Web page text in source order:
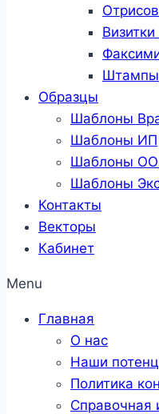
Штампы
Образцы
Шаблоны
Шаблоны ИП
Шаблоны
Шаблоны
Контакты
Векторы
Кабинет
Menu
Главная
О нас
Наши
Политика
Справочная